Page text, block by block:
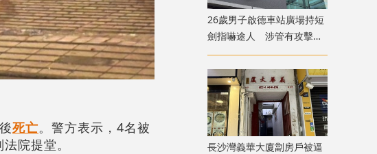
死亡。警方表示，4名被
院提堂。
26歲男子啟德車站廣場持短
劍指嚇途人 涉管有攻擊性
武器被捕
長沙灣義華大廈劏房戶被逼